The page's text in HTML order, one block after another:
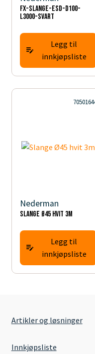
FX-Slange-ESD-D100-
L3000-Svart
Legg til
innkjøpsliste
Nederman
Slange Ø45 hvit 3m
Legg til
innkjøpsliste
Artikler og løsninger
Innkjøpsliste